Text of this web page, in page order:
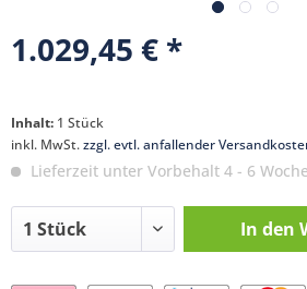
1.029,45 € *
Inhalt: 1 Stück
inkl. MwSt.zzgl. evtl. anfallender
Lieferzeit unter Vorbehalt 4 - 6
In den